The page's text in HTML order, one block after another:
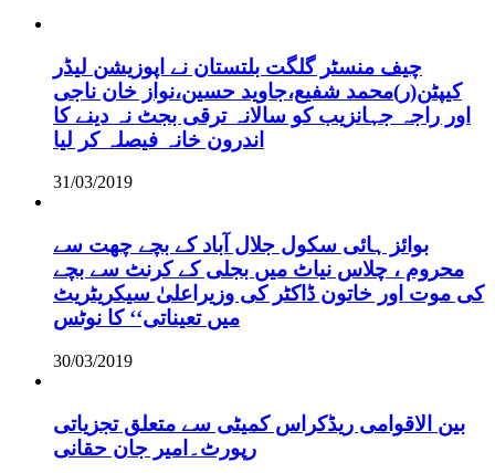
چیف منسٹر گلگت بلتستان نے اپوزیشن لیڈر
کیپٹن(ر)محمد شفیع،جاوید حسین،نواز خان ناجی
اور راجہ جہانزیب کو سالانہ ترقی بجٹ نہ دینے کا
اندرون خانہ فیصلہ کر لیا
31/03/2019
بوائز ہائی سکول جلال آباد کے بچے چھت سے
محروم ، چلاس نیاٹ میں بجلی کے کرنٹ سے بچے
کی موت اور خاتون ڈاکٹر کی وزیراعلیٰ سیکریٹریٹ
میں تعیناتی‘‘ کا نوٹس
30/03/2019
بین الاقوامی ریڈکراس کمیٹی سے متعلق تجزیاتی
رپورٹ۔امیر جان حقانی